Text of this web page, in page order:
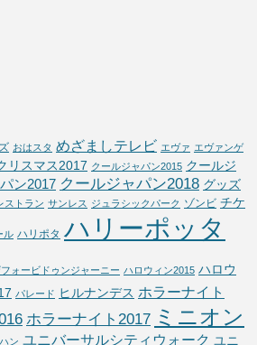
おはスタ めざましテレビ エヴァ エヴァンゲ
リスマス2017 クールジャパン2015 クールジ
ン2017 クールジャパン2018 グッズ
ストラン サンレス ジュラシックパーク ゾンビ チケ
ル ハリポタ ハリーポッタ
ォービドゥンジャーニー ハロウィン2015 ハロウ
パレード ヒルナンデス ホラーナイト
ホラーナイト2017 ミニオン
ン ユニバーサルシティウォーク ユニ